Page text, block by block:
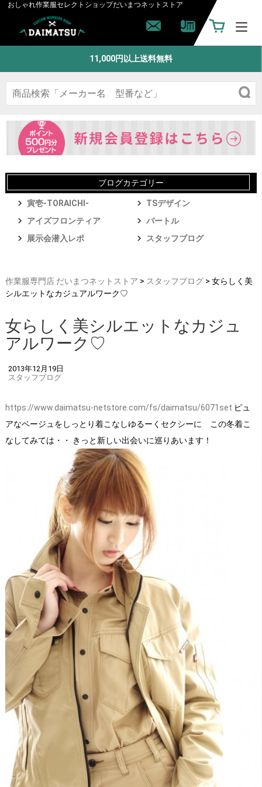
おしゃれ作業服セレクトショップだいまつネットストア
11,000円以上送料無料
ブログカテゴリー
寅壱-TORAICHI-
TSデザイン
アイズフロンティア
バートル
展示会潜入レポ
スタッフブログ
作業服専門店 だいまつネットストア > スタッフブログ> 女らしく美
シルエットなカジュアルワーク♡
女らしく美シルエットなカジュ
アルワーク♡
2013年12月19日
スタッフブログ
https://www.daimatsu-netstore.com/fs/daimatsu/6071set ピュ
アなベージュをしっとり着こなしゆるーくセクシーに この冬着こ
なしてみては・・ きっと新しい出会いに巡りあいます！